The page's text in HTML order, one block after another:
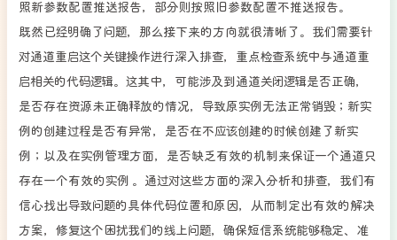
照新参数配置推送报告，部分则按照旧参数配置不推送报告。
既然已经明确了问题，那么接下来的方向就很清晰了。我们需要针
对通道重启这个关键操作进行深入排查，重点检查系统中与通道重
启相关的代码逻辑。这其中，可能涉及到通道关闭逻辑是否正确，
是否存在资源未正确释放的情况，导致原实例无法正常销毁；新实
例的创建过程是否有异常，是否在不应该创建的时候创建了新实
例；以及在实例管理方面，是否缺乏有效的机制来保证一个通道只
存在一个有效的实例 。通过对这些方面的深入分析和排查，我们有
信心找出导致问题的具体代码位置和原因，从而制定出有效的解决
方案，修复这个困扰我们的线上问题，确保短信系统能够稳定、准